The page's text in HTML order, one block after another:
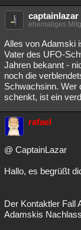
captainlazar
ehemaliges
Alles von Adamski
Vater des UFO-
Jahren bekannt -
noch die
Schwachsinn. Wer
schenkt, ist ein
rafael
@ CaptainLazar
Hallo, es begrüßt
Der Kontaktler Fall
Adamskis